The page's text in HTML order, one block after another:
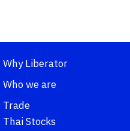
Why Liberator
Who we are
Trade
Thai Stocks